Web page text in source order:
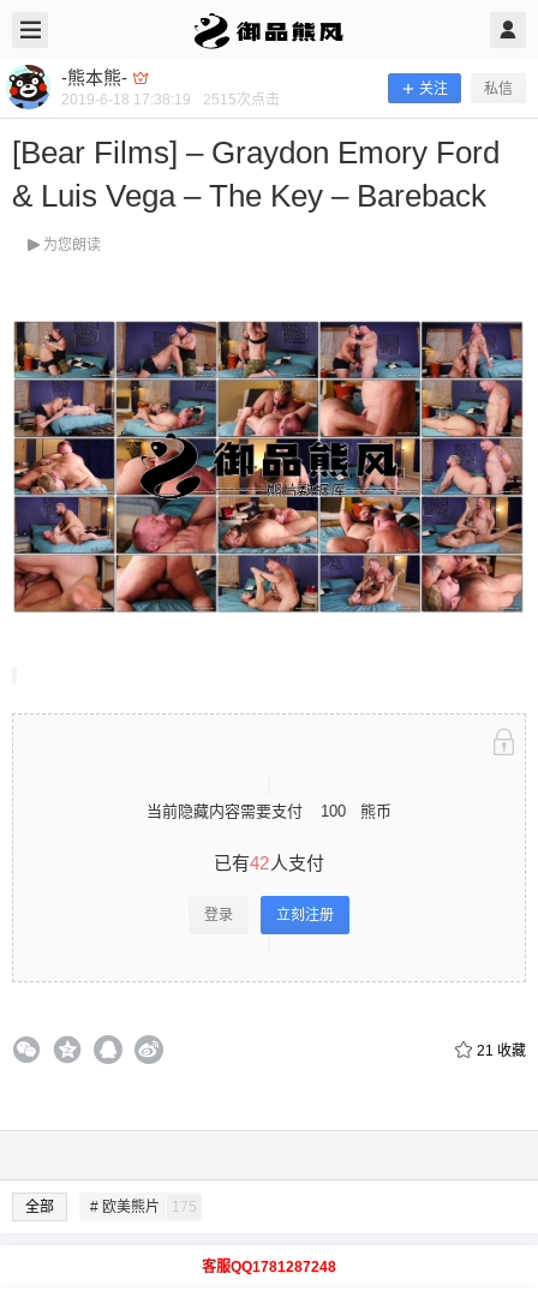
-熊本熊-
2019-6-18 17:38:19 2515次点击
关注 私信
[Bear Films] – Graydon Emory Ford
& Luis Vega – The Key – Bareback
为您朗读
当前隐藏内容需要支付 100 熊币
已有42人支付
登录 立刻注册
21 收藏
全部 # 欧美熊片 175
-熊本熊- @ 御品熊风 2019/6/18
[Bear Films] – Graydon Emory Ford &
Luis Vega – The Key – Bareback
当前隐藏内容需要支付100熊币 已有42人支付 登录
立刻注册 0 收藏
客服QQ1781287248